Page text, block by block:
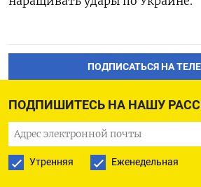
ПОДПИШИТЕСЬ НА НАШУ
Утренняя Еженедельная
ПОДПИСАТЬСЯ НА
ПОДПИСАТЬСЯ В